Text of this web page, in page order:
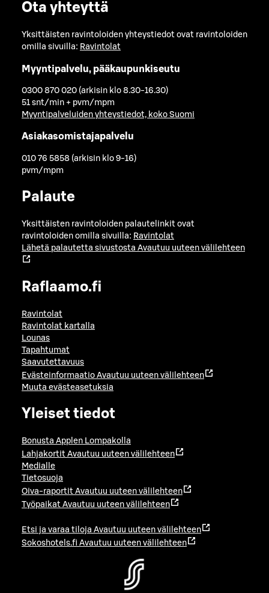
Ota yhteyttä
Yksittäisten ravintoloiden yhteystiedot ovat ravintoloiden
omilla sivuilla: Ravintolat
Myyntipalvelu, pääkaupunkiseutu
0300 870 020 (arkisin klo 8.30-16.30)
51 snt/min + pvm/mpm
Myyntipalveluiden yhteystiedot, koko Suomi
Asiakasomistajapalvelu
010 76 5858 (arkisin klo 9-16)
pvm/mpm
Palaute
Yksittäisten ravintoloiden palautelinkit ovat
ravintoloiden omilla sivuilla: Ravintolat
Lähetä palautetta sivustosta Avautuu uuteen välilehteen
Raflaamo.fi
Ravintolat
Ravintolat kartalla
Lounas
Tapahtumat
Saavutettavuus
Evästeinformaatio Avautuu uuteen välilehteen
Muuta evästeasetuksia
Yleiset tiedot
Bonusta Applen Lompakolla
Lahjakortit Avautuu uuteen välilehteen
Medialle
Tietosuoja
Oiva-raportit Avautuu uuteen välilehteen
Työpaikat Avautuu uuteen välilehteen
Etsi ja varaa tiloja Avautuu uuteen välilehteen
Sokoshotels.fi Avautuu uuteen välilehteen